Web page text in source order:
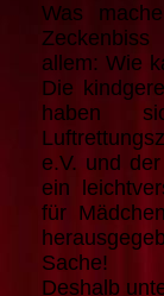
Was
allem: Wie
Die
haben
e.V. und
ein
für
Sache!
Deshalb